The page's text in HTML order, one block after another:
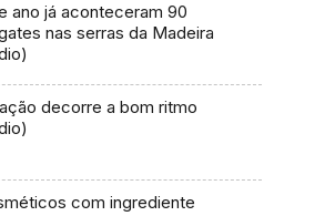
ano já aconteceram 90
nas serras da Madeira
decorre a bom ritmo
com ingrediente